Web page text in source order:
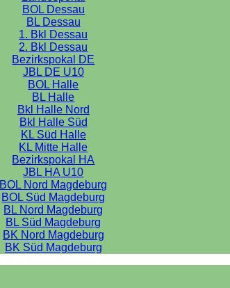
BOL Dessau
BL Dessau
1. Bkl Dessau
2. Bkl Dessau
Bezirkspokal DE
JBL DE U10
BOL Halle
BL Halle
Bkl Halle Nord
Bkl Halle Süd
KL Süd Halle
KL Mitte Halle
Bezirkspokal HA
JBL HA U10
BOL Nord Magdeburg
BOL Süd Magdeburg
BL Nord Magdeburg
BL Süd Magdeburg
BK Nord Magdeburg
BK Süd Magdeburg